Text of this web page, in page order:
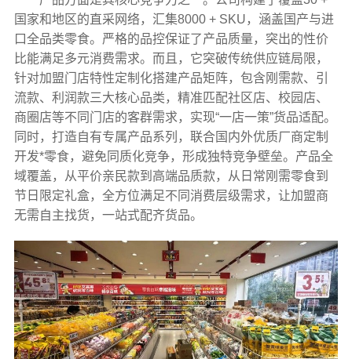
国家和地区的直采网络，汇集8000 + SKU，涵盖国产与进
口全品类零食。严格的品控保证了产品质量，突出的性价
比能满足多元消费需求。而且，它突破传统供应链局限，
针对加盟门店特性定制化搭建产品矩阵，包含刚需款、引
流款、利润款三大核心品类，精准匹配社区店、校园店、
商圈店等不同门店的客群需求，实现“一店一策”货品适配。
同时，打造自有专属产品系列，联合国内外优质厂商定制
开发*零食，避免同质化竞争，形成独特竞争壁垒。产品全
域覆盖，从平价亲民款到高端品质款，从日常刚需零食到
节日限定礼盒，全方位满足不同消费层级需求，让加盟商
无需自主找货，一站式配齐货品。